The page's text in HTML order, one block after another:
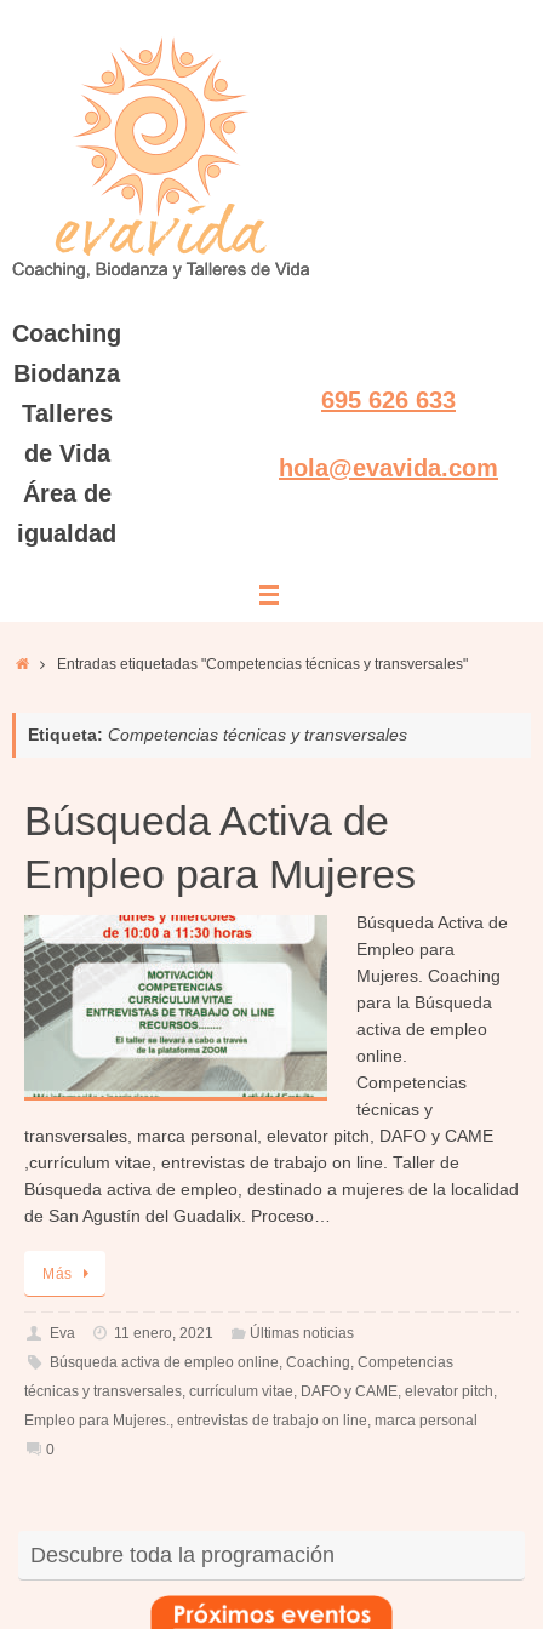
Coaching
Biodanza
Talleres
de Vida
Área de
igualdad
695 626 633
hola@evavida.com
InicioEntradas etiquetadas "Competencias técnicas y transversales"
Etiqueta: Competencias técnicas y transversales
Búsqueda Activa de
Empleo para Mujeres
Búsqueda Activa de
Empleo para
Mujeres. Coaching
para la Búsqueda
activa de empleo
online.
Competencias
técnicas y
transversales, marca personal, elevator pitch, DAFO y CAME
,currículum vitae, entrevistas de trabajo on line. Taller de
Búsqueda activa de empleo, destinado a mujeres de la localidad
de San Agustín del Guadalix. Proceso…
Más
Eva 11 enero, 2021
Últimas noticias
Búsqueda activa de empleo online Coaching Competencias
técnicas y transversales currículum vitae DAFO y CAME elevator pitch
Empleo para Mujeres.
entrevistas de trabajo on line marca personal
0
Descubre toda la programación